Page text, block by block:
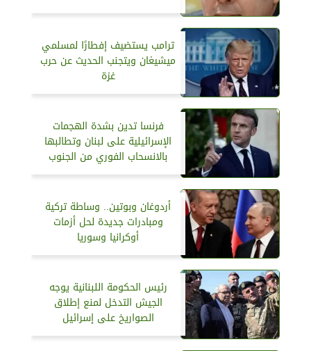
ترامب يستضيف إفطارًا لمسلمي
ميشيغان ويتجنب الحديث عن حرب
غزة
فرنسا تدين بشدة الهجمات
الإسرائيلية على لبنان وتطالبها
بالانسحاب الفوري من الجنوب
أردوغان وبوتين.. وساطة تركية
ومبادرات جديدة لحل أزمات
أوكرانيا وسوريا
رئيس الحكومة اللبنانية يوجه
الجيش التدخل لمنع إطلاق
الصواريخ على إسرائيل